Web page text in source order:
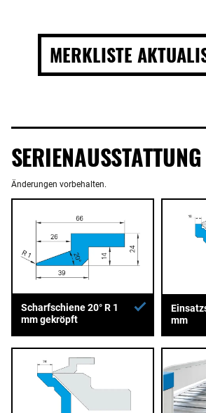
MERKLISTE
SERIENAUSSTATTUNG
Änderungen vorbehalten.
Scharfschiene 20° R 1
mm gekröpft
mm